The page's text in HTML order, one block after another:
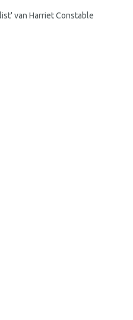
van Harriet Constable